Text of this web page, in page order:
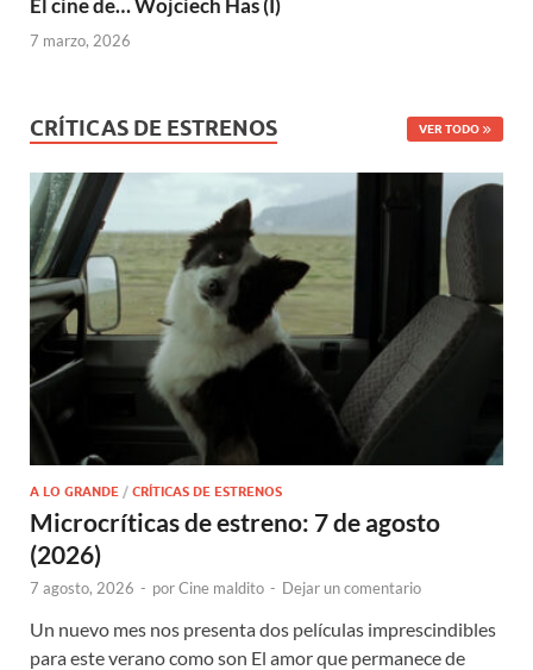
El cine de… Wojciech Has (I)
7 marzo, 2026
CRÍTICAS DE ESTRENOS VER TODO
A LO GRANDE / CRÍTICAS DE ESTRENOS
Microcríticas de estreno: 7 de agosto
(2026)
7 agosto, 2026 - porCine maldito - Dejar un comentario
Un nuevo mes nos presenta dos películas imprescindibles
para este verano como son El amor que permanece de